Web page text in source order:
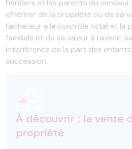
héritiers et les parents du vendeur
d’hériter de la propriété ou de sa
l’acheteur a le contrôle total et la
familiale et de sa valeur à l’avenir,
interférence de la part des
succession.
À découvrir : la vente
propriété